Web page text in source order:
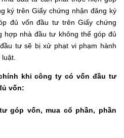
ký trên Giấy chứng nhận đăng ký
đủ vốn đầu tư trên Giấy chứng
hợp nhà đầu tư không thể góp đủ
tư sẽ bị xử phạt vi phạm hành
luật.
khi công ty có vốn đầu tư
vốn:
góp vốn, mua cổ phần, phần